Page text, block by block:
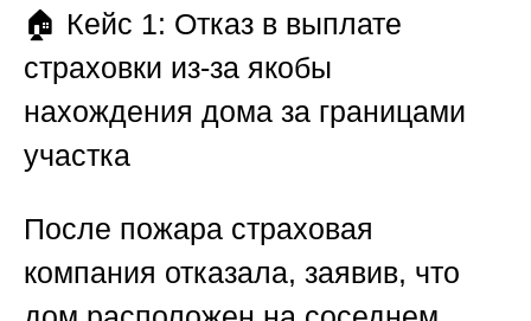
🏠 Кейс 1: Отказ в выплате
страховки из-за якобы
нахождения дома за границами
участка
После пожара страховая
компания отказала, заявив, что